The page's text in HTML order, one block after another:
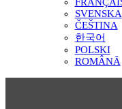
SVENSKA
ČEŠTINA
한국어
POLSKI
ROMÂNĂ